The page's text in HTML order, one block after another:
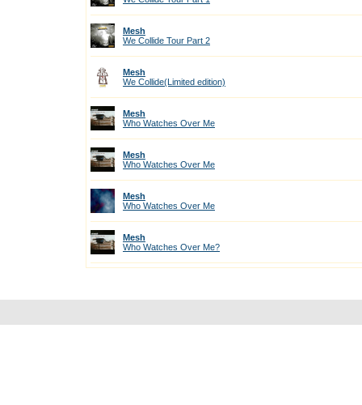
Mesh
We Сollide Tour Part 2
Mesh
We Сollide(Limited edition)
Mesh
Who Watches Over Me
Mesh
Who Watches Over Me
Mesh
Who Watches Over Me
Mesh
Who Watches Over Me?